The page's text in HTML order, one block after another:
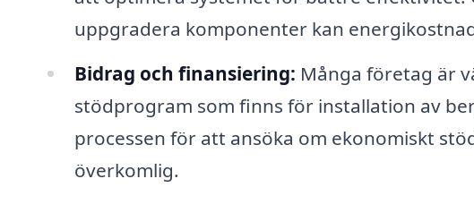
uppgradera komponenter kan
Bidrag och finansiering: Många företag är
stödprogram som finns för installation av
processen för att ansöka om ekonomiskt
överkomlig.